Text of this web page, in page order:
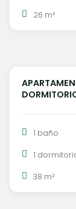
26 m²
1 baño
1
38 m²